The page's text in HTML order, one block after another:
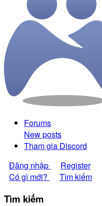
Forums
New posts
Tham gia Discord
Đăng nhập
Register
Có gì mới?
Tìm kiếm
Tìm kiếm